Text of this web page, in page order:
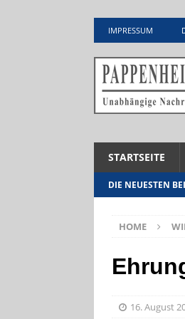
IMPRESSUM
STARTSEITE
DIE NEUESTEN
HOME
16. August